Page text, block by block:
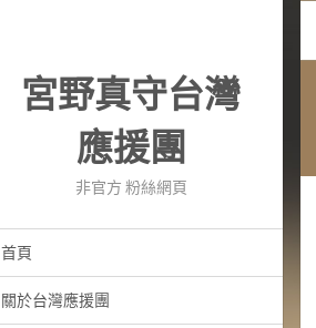
宮野真守台灣
應援團
非官方 粉絲網頁
首頁
關於台灣應援團